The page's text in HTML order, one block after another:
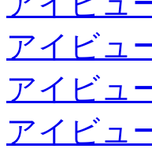
アイビュ
アイビュ
アイビュ